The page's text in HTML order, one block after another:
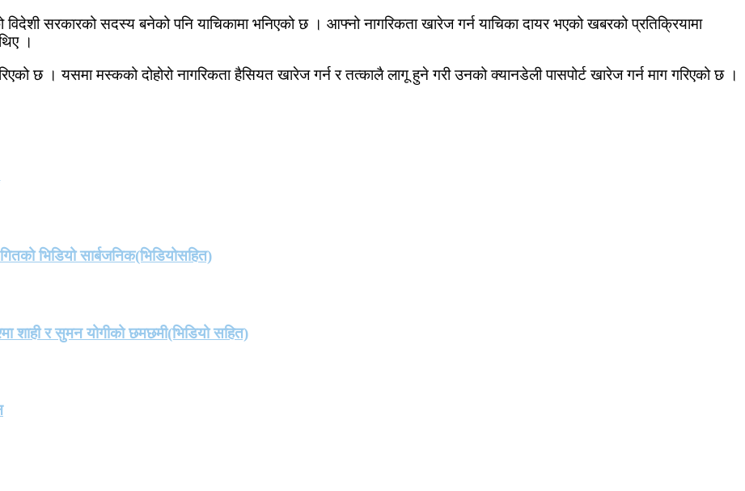
विदेशी सरकारको सदस्य बनेको पनि याचिकामा भनिएको छ । आफ्नो नागरिकता खारेज गर्न याचिका दायर भएको खबरको प्रतिक्रियामा
।
छ । यसमा मस्कको दोहोरो नागरिकता हैसियत खारेज गर्न र तत्कालै लागू हुने गरी उनको क्यानडेली पासपोर्ट खारेज गर्न माग गरिएको छ ।
भिडियो सार्बजनिक(भिडियोसहित)
शाही र सुमन योगीको छमछमी(भिडियो सहित)